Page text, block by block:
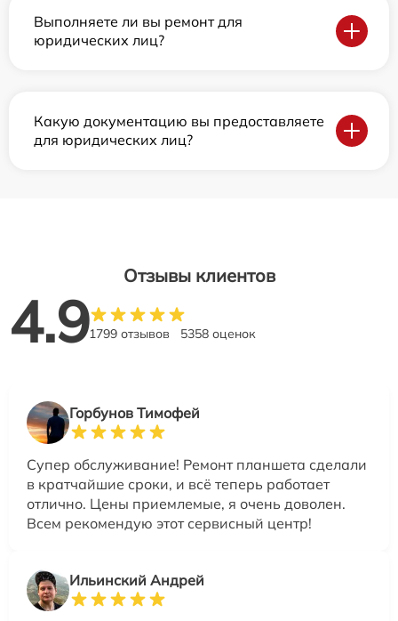
Выполняете ли вы ремонт для
юридических лиц?
Какую документацию вы предоставляете
для юридических лиц?
Отзывы клиентов
4.91799 отзывов 5358 оценок
Горбунов Тимофей
Супер обслуживание! Ремонт планшета сделали
в кратчайшие сроки, и всё теперь работает
отлично. Цены приемлемые, я очень доволен.
Всем рекомендую этот сервисный центр!
Ильинский Андрей